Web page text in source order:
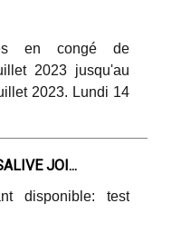
en congé de
2023 jusqu'au
2023. Lundi 14
JOI...
disponible: test